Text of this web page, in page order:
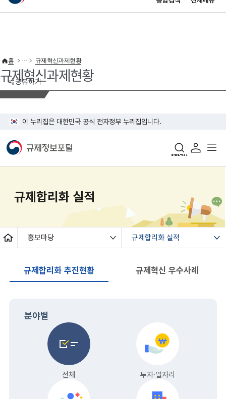
이 누리집은 대한민국 공식 전자정부 누리집입니다.
공유하기
홈 규제혁신과제현황
규제혁신과제현황